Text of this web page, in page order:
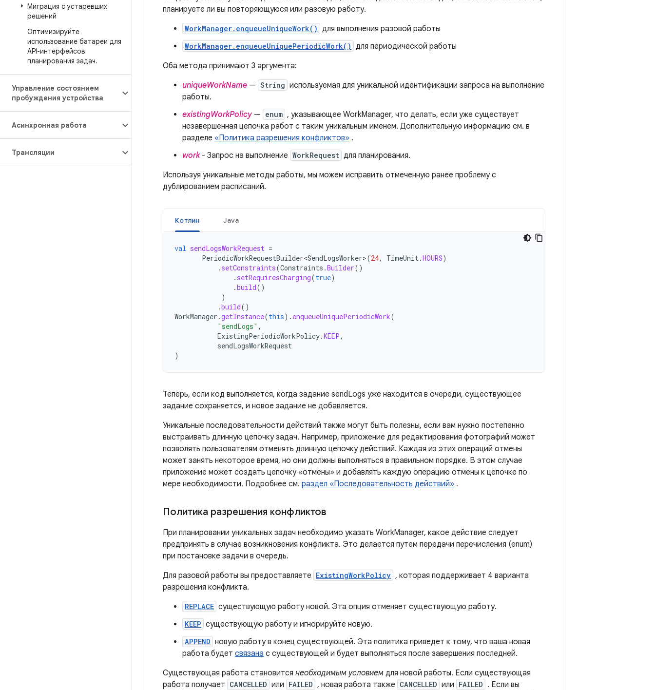
Миграция с устаревших
решений
Оптимизируйте
использование батареи для
API-интерфейсов
планирования задач.
Управление состоянием
пробуждения устройства
Асинхронная работа
Трансляции
планируете ли вы повторяющуюся или разовую работу.
WorkManager.enqueueUniqueWork() для выполнения разовой работы
WorkManager.enqueueUniquePeriodicWork() для периодической работы
Оба метода принимают 3 аргумента:
uniqueWorkName — String используемая для уникальной идентификации запроса на выполнение
работы.
existingWorkPolicy — enum , указывающее WorkManager, что делать, если уже существует
незавершенная цепочка работ с таким уникальным именем. Дополнительную информацию см. в
разделе «Политика разрешения конфликтов» .
work- Запрос на выполнение WorkRequest для планирования.
Используя уникальные методы работы, мы можем исправить отмеченную ранее проблему с
дублированием расписаний.
Котлин Java
val sendLogsWorkRequest =
PeriodicWorkRequestBuilder<SendLogsWorker>(24, TimeUnit.HOURS)
. setConstraints(Constraints .Builder()
. setRequiresCharging(true)
.build()
)
.build()
WorkManager .getInstance(this). enqueueUniquePeriodicWork(
"sendLogs" ,
ExistingPeriodicWorkPolicy.KEEP,
sendLogsWorkRequest
)
Теперь, если код выполняется, когда задание sendLogs уже находится в очереди, существующее
задание сохраняется, и новое задание не добавляется.
Уникальные последовательности действий также могут быть полезны, если вам нужно постепенно
выстраивать длинную цепочку задач. Например, приложение для редактирования фотографий может
позволять пользователям отменять длинную цепочку действий. Каждая из этих операций отмены
может занять некоторое время, но они должны выполняться в правильном порядке. В этом случае
приложение может создать цепочку «отмены» и добавлять каждую операцию отмены к цепочке по
мере необходимости. Подробнее см. раздел «Последовательность действий» .
Политика разрешения конфликтов
При планировании уникальных задач необходимо указать WorkManager, какое действие следует
предпринять в случае возникновения конфликта. Это делается путем передачи перечисления (enum)
при постановке задачи в очередь.
Для разовой работы вы предоставляете ExistingWorkPolicy , которая поддерживает 4 варианта
разрешения конфликта.
REPLACE существующую работу новой. Эта опция отменяет существующую работу.
KEEP существующую работу и игнорируйте новую.
APPEND новую работу в конец существующей. Эта политика приведет к тому, что ваша новая
работа будет связана с существующей и будет выполняться после завершения последней.
Существующая работа становится необходимым условием для новой работы. Если существующая
работа получает CANCELLED или FAILED , новая работа также CANCELLED или FAILED . Если вы